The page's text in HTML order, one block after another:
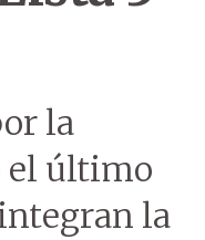
la
el último
la